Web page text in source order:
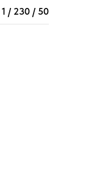
1 / 230 / 50